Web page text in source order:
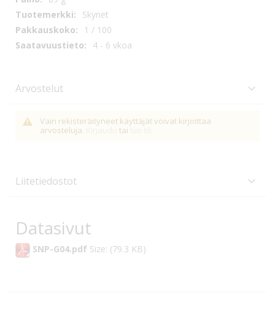
Skynet
1 / 100
4 - 6 vkoa
Arvostelut
Vain rekisteräityneet käyttäjät voivat kirjoittaa
arvosteluja.
tai
Liitetiedostot
Datasivut
SNP-G04.pdf Size: (79.3 KB)